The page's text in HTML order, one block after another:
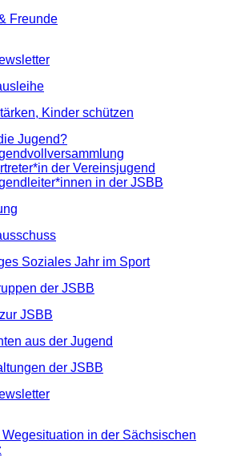
Freunde
Kinder schützen
Jugend?
der Vereinsjugend
in der JSBB
Soziales Jahr im Sport
der JSBB
JSBB
aus der Jugend
der JSBB
in der Sächsischen